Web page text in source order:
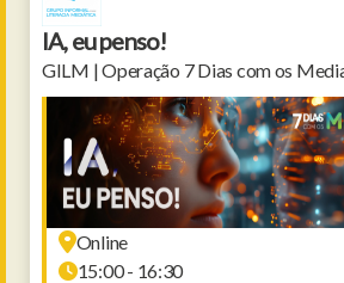
IA, eu penso!
GILM | Operação 7 Dias com os
Online
15:00 - 16:30